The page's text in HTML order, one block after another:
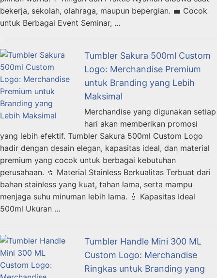
bekerja, sekolah, olahraga, maupun bepergian. 💼 Cocok
untuk Berbagai Event Seminar, …
Tumbler Sakura 500ml Custom
Logo: Merchandise Premium
untuk Branding yang Lebih
Maksimal
Merchandise yang digunakan setiap
hari akan memberikan promosi
yang lebih efektif. Tumbler Sakura 500ml Custom Logo
hadir dengan desain elegan, kapasitas ideal, dan material
premium yang cocok untuk berbagai kebutuhan
perusahaan. 🥤 Material Stainless Berkualitas Terbuat dari
bahan stainless yang kuat, tahan lama, serta mampu
menjaga suhu minuman lebih lama. 💧 Kapasitas Ideal
500ml Ukuran …
Tumbler Handle Mini 300 ML
Custom Logo: Merchandise
Ringkas untuk Branding yang